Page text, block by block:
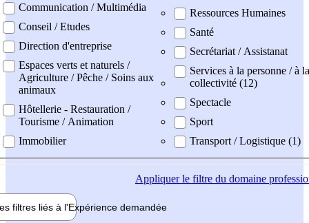
Communication / Multimédia
Conseil / Etudes
Direction d'entreprise
Espaces verts et naturels /
Agriculture / Pêche / Soins aux
animaux
Hôtellerie - Restauration /
Tourisme / Animation
Immobilier
Ressources Humaines
Santé
Secrétariat / Assistanat
Services à la personne / à la
collectivité (12)
Spectacle
Sport
Transport / Logistique (1)
Appliquerle filtre du domaine
filtres liés à l'Expérience demandée